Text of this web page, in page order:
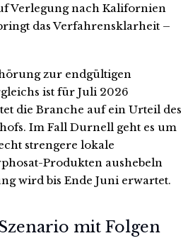
Verlegung nach Kalifornien
das Verfahrensklarheit –
zur endgültigen
ist für Juli 2026
die Branche auf ein Urteil des
Im Fall Durnell geht es um
strengere lokale
Produkten aushebeln
wird bis Ende Juni erwartet.
mit Folgen